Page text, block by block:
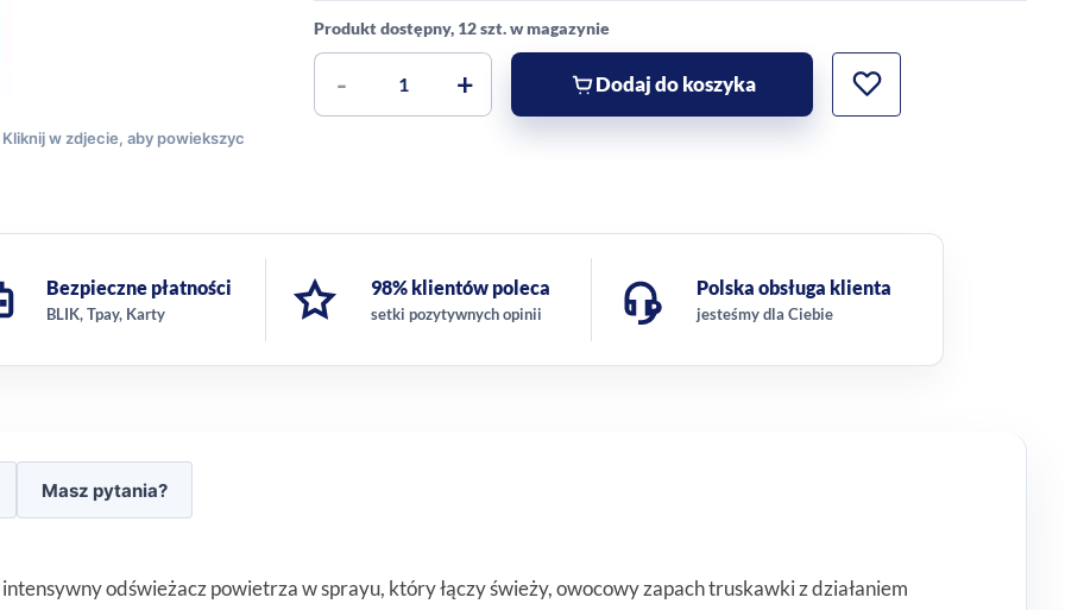
Produkt dostępny, 12 szt. w magazynie
- + Dodaj do koszyka
Bezpieczne płatności
BLIK, Tpay, Karty
98% klientów poleca
setki pozytywnych opinii
Polska obsługa klienta
jesteśmy dla Ciebie
Masz pytania?
odświeżacz powietrza w sprayu, który łączy świeży, owocowy zapach truskawki z działaniem